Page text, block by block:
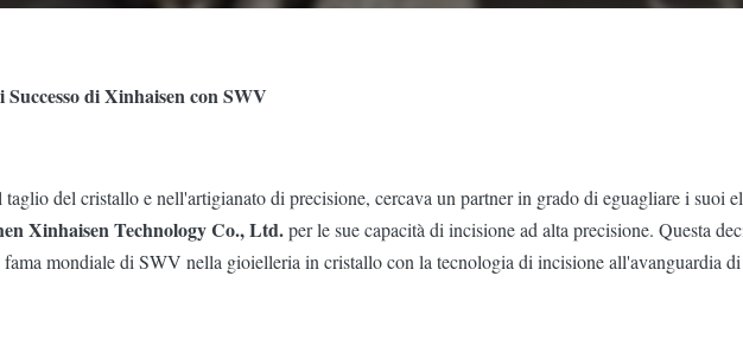
di Xinhaisen con SWV
del cristallo e nell'artigianato di precisione, cercava un partner in grado di eguagliare i suoi
Xinhaisen Technology Co., Ltd.per le sue capacità di incisione ad alta precisione. Questa
mondiale di SWV nella gioielleria in cristallo con la tecnologia di incisione all'avanguardia